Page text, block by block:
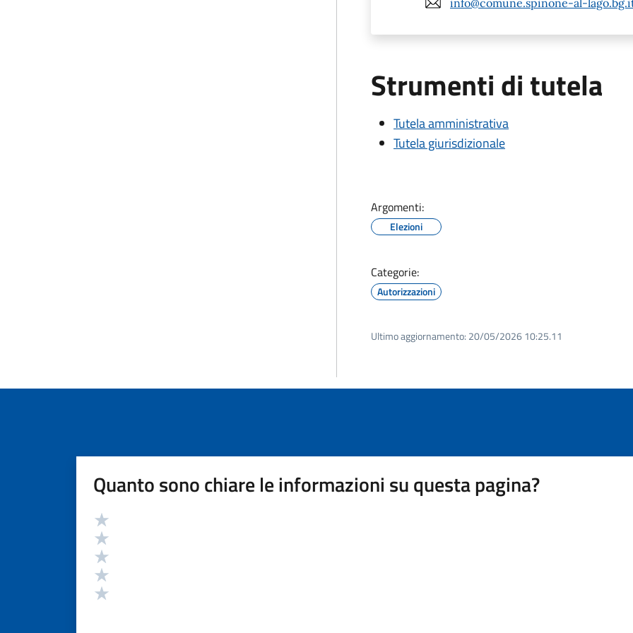
Strumenti di tutela
Tutela amministrativa
Tutela giurisdizionale
Argomenti:
Elezioni
Categorie:
Autorizzazioni
Ultimo aggiornamento: 20/05/2026 10:25.11
Quanto sono chiare le informazioni su questa pagina?
Valutazione